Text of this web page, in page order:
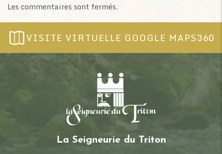
Les commentaires sont fermés.
VISITE VIRTUELLE GOOGLE MAPS360
La Seigneurie du Triton